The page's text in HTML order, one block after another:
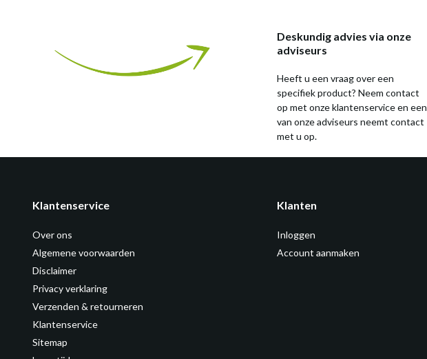
Deskundig advies via onze
adviseurs
Heeft u een vraag over een
specifiek product? Neem contact
op met onze klantenservice en een
van onze adviseurs neemt contact
met u op.
Klantenservice
Over ons
Algemene voorwaarden
Disclaimer
Privacy verklaring
Verzenden & retourneren
Klantenservice
Sitemap
Klanten
Inloggen
Account aanmaken